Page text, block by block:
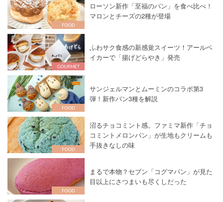
ローソン新作「至福のパン」を食べ比べ！
マロンとチーズの2種が登場
ふわサク食感の新感覚スイーツ！アールベ
イカーで「揚げどらやき」発売
サンジェルマンとムーミンのコラボ第3
弾！新作パン3種を解説
沼るチョコミント感。ファミマ新作「チョ
コミントメロンパン」が生地もクリームも
手抜きなしの味
まるで本物？セブン「コグマパン」が見た
目以上にさつまいも尽くしだった